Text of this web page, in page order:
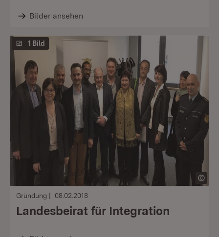
Bilder ansehen
1 Bild
Gründung 08.02.2018
Landesbeirat für Integration